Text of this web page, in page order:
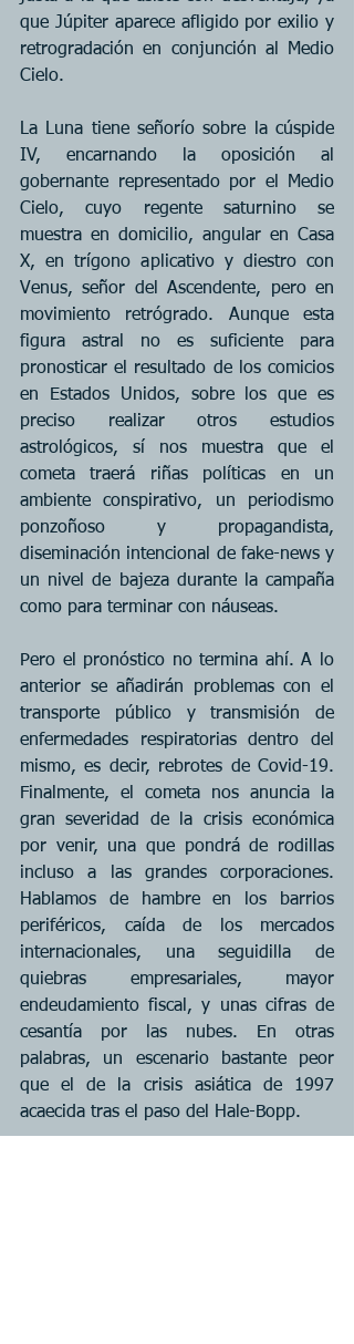
que Júpiter aparece afligido por exilio y
retrogradación en conjunción al Medio
Cielo.
La Luna tiene señorío sobre la cúspide
IV, encarnando la oposición al
gobernante representado por el Medio
Cielo, cuyo regente saturnino se
muestra en domicilio, angular en Casa
X, en trígono aplicativo y diestro con
Venus, señor del Ascendente, pero en
movimiento retrógrado. Aunque esta
figura astral no es suficiente para
pronosticar el resultado de los comicios
en Estados Unidos, sobre los que es
preciso realizar otros estudios
astrológicos, sí nos muestra que el
cometa traerá riñas políticas en un
ambiente conspirativo, un periodismo
ponzoñoso y propagandista,
diseminación intencional de fake-news y
un nivel de bajeza durante la campaña
como para terminar con náuseas.
Pero el pronóstico no termina ahí. A lo
anterior se añadirán problemas con el
transporte público y transmisión de
enfermedades respiratorias dentro del
mismo, es decir, rebrotes de Covid-19.
Finalmente, el cometa nos anuncia la
gran severidad de la crisis económica
por venir, una que pondrá de rodillas
incluso a las grandes corporaciones.
Hablamos de hambre en los barrios
periféricos, caída de los mercados
internacionales, una seguidilla de
quiebras empresariales, mayor
endeudamiento fiscal, y unas cifras de
cesantía por las nubes. En otras
palabras, un escenario bastante peor
que el de la crisis asiática de 1997
acaecida tras el paso del Hale-Bopp.